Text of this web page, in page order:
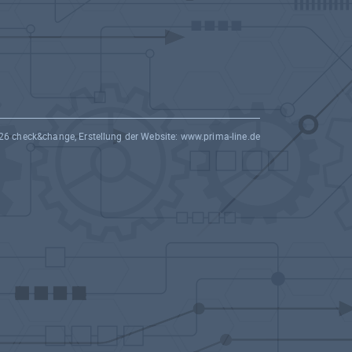
check&change, Erstellung der Website: www.prima-line.de